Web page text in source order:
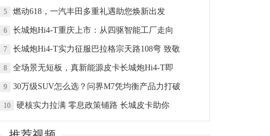
5 燃动618，一汽丰田多重礼遇助您焕新出发
6 长城炮Hi4-T重庆上市：从四驱智能工厂走向
7 长城炮Hi4-T实力征服巴拉格宗天路108弯 致敬
8 全场景无短板，真新能源皮卡长城炮Hi4-T即
9 30万级SUV怎么选？问界M7凭均衡产品力打破
10 硬核实力拉满 零息政策铺路 长城皮卡助你